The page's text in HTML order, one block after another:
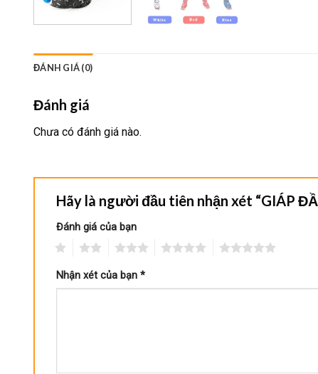
ĐÁNH GIÁ (0)
Đánh giá
Chưa có đánh giá nào.
Hãy là người đầu tiên nhận xét “GIÁP
Đánh giá của bạn
Nhận xét của bạn *